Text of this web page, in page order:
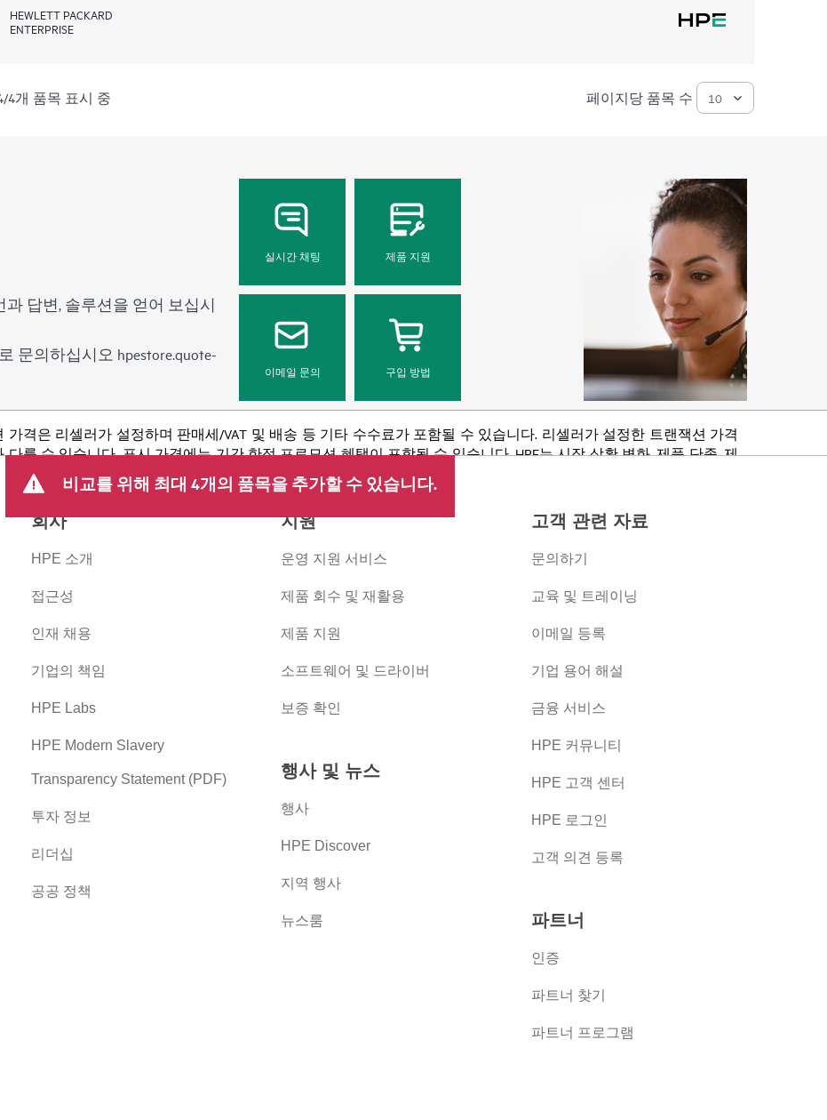
HEWLETT PACKARD
ENTERPRISE
4개 품목 표시 중 페이지당 품목 수
답변, 솔루션을 얻어 보십시
문의하십시오 hpestore.quote-
실시간 채팅 제품 지원
이메일 문의 구입 방법
격은 리셀러가 설정하며 판매세/VAT 및 배송 등 기타 수수료가 포함될 수 있습니다. 리셀러가 설정한 트랜잭션 가격
를 수 있습니다. 표시 가격에는 기간 한정 프로모션 혜택이 포함될 수 있습니다. HPE는 시장 상황 변화, 제품 단종, 제
등을 포함하되 이에 국한되지 않는 사유로 언제든지 가격을 조정할 권리를 보유합니다.
비교를 위해 최대 4개의 품목을 추가할 수 있습니다.
회사
HPE 소개
접근성
인재 채용
기업의 책임
HPE Labs
HPE Modern Slavery
Transparency Statement (PDF)
투자 정보
리더십
공공 정책
지원
운영 지원 서비스
제품 회수 및 재활용
제품 지원
소프트웨어 및 드라이버
보증 확인
행사 및 뉴스
행사
HPE Discover
지역 행사
뉴스룸
고객 관련 자료
문의하기
교육 및 트레이닝
이메일 등록
기업 용어 해설
금융 서비스
HPE 커뮤니티
HPE 고객 센터
HPE 로그인
고객 의견 등록
파트너
인증
파트너 찾기
파트너 프로그램